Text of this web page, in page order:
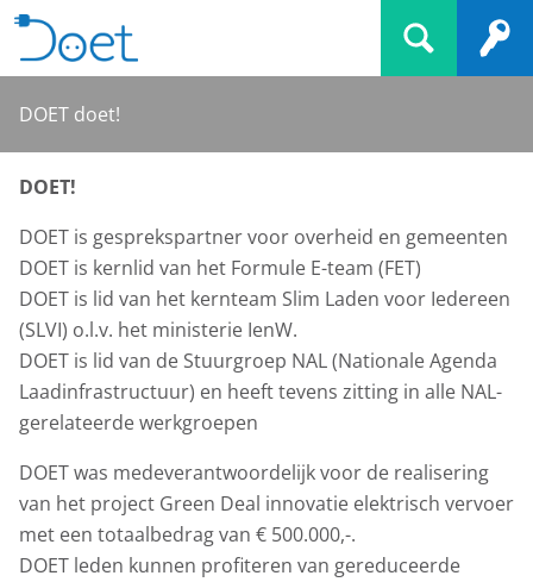
DOET doet!
DOET!
DOET is gesprekspartner voor overheid en gemeenten
DOET is kernlid van het Formule E-team (FET)
DOET is lid van het kernteam Slim Laden voor Iedereen
(SLVI) o.l.v. het ministerie IenW.
DOET is lid van de Stuurgroep NAL (Nationale Agenda
Laadinfrastructuur) en heeft tevens zitting in alle NAL-
gerelateerde werkgroepen
DOET was medeverantwoordelijk voor de realisering
van het project Green Deal innovatie elektrisch vervoer
met een totaalbedrag van € 500.000,-.
DOET leden kunnen profiteren van gereduceerde